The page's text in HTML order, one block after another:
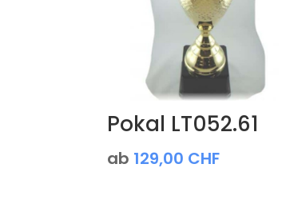
Pokal LT052.61
ab 129,00 CHF